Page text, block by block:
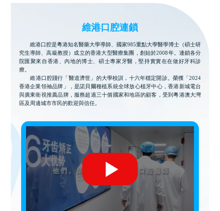
維港口腔連鎖
維港口腔是粵港知名醫藥大學導師、國家985重點大學醫學博士（碩士研
究生導師、高級教授）成立的香港大型醫療集團，創始於2008年。連鎖各分
院匯聚來自香港、內地的博士、碩士專家牙醫，堅持實實在在做好牙科診
療。
維港口腔踐行「醫道濟世」的大學校訓，十六年穩定開診。榮獲「2024
香港企業領袖品牌」，是諾貝爾種植系統全球放心植牙中心，香港新城電台
與廣東衛視推薦品牌，服務超過三十個國家和地區的顧客，受到粵港澳大灣
區及周邊城市市民的歡迎與信任。